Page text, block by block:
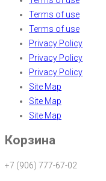
Terms of use
Terms of use
Privacy Policy
Privacy Policy
Privacy Policy
Site Map
Site Map
Site Map
Корзина
+7 (906) 777-67-02